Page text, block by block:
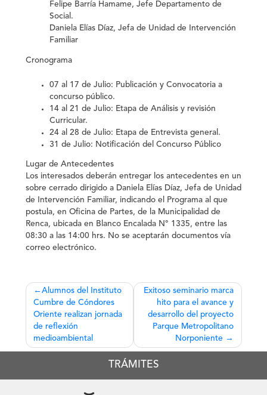
Felipe Barría Hamame, Jefe Departamento de
Social.
Daniela Elías Díaz, Jefa de Unidad de Intervención
Familiar
Cronograma
07 al 17 de Julio: Publicación y Convocatoria a
concurso público.
14 al 21 de Julio: Etapa de Análisis y revisión
Curricular.
24 al 28 de Julio: Etapa de Entrevista general.
31 de Julio: Notificación del Concurso Público
Lugar de Antecedentes
Los interesados deberán entregar los antecedentes en un
sobre cerrado dirigido a Daniela Elías Díaz, Jefa de Unidad
de Intervención Familiar, indicando el Programa al que
postula, en Oficina de Partes, de la Municipalidad de
Renca, ubicada en Blanco Encalada N° 1335, entre las
08:30 a las 14:00 hrs. No se aceptarán documentos vía
correo electrónico.
Navegación
de
entradas
Alumnos del Instituto
Cumbre de Cóndores
Oriente realizan jornada
de reflexión
medioambiental
Exitoso seminario marca
hito para el avance y
desarrollo del proyecto
Parque Metropolitano
Norponiente
TRÁMITES